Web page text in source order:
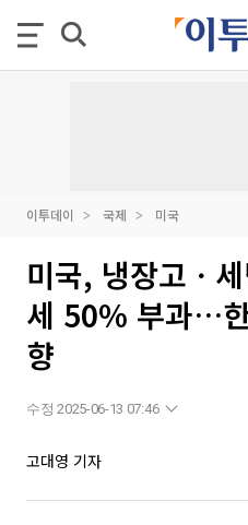
이투데이 국제 미국
미국, 냉장고ㆍ
세 50% 부과…
향
수정 2025-06-13 07:46
고대영 기자